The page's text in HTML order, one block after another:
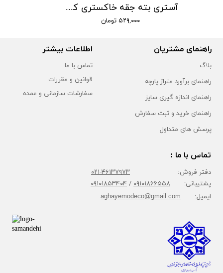
آستری بته جقه خاکستری کد 101
۵۲۹,۰۰۰ تومان
راهنمای مشتریان
بلاگ
راهنمای برآورد متراژ پارچه
راهنمای اندازه گیری سایز
راهنمای خرید و ثبت سفارش
پرسش های متداول
اطلاعات بیشتر
تماس با ما
قوانین و مقررات
سفارشات سازمانی و عمده
تماس با ما :
دفتر فروش: ۴۶۱۳۷۹۷۳-۰۲۱
پشتیبانی: ۰۹۱۰۱۸۶۶۵۵۸/۰۹۱۰۱۸۵۳۴۰۴
ایمیل: aghayemodeco@gmail.com